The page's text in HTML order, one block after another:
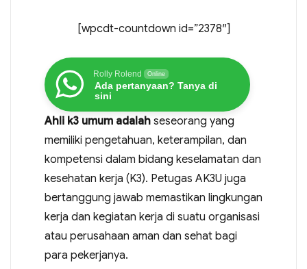
[wpcdt-countdown id=”2378″]
Rolly Rolend Online
Ada pertanyaan? Tanya di
sini
Ahli k3 umum adalahseseorang yang
memiliki pengetahuan, keterampilan, dan
kompetensi dalam bidang keselamatan dan
kesehatan kerja (K3). Petugas AK3U juga
bertanggung jawab memastikan lingkungan
kerja dan kegiatan kerja di suatu organisasi
atau perusahaan aman dan sehat bagi
para pekerjanya.